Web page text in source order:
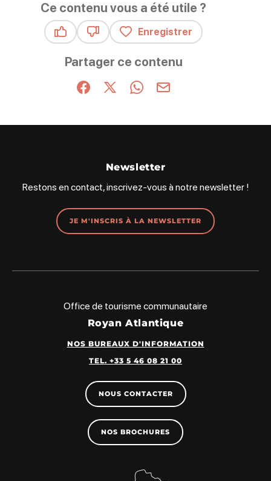
Ce contenu vous a été utile ?
Enregistrer
Partager ce contenu
Partager sur Facebook (nouvelle fenêtre)
Partager sur X / Twitter (nouvelle
Partager sur WhatsApp
Partager par mail
Newsletter
Restons en contact, inscrivez-vous à notre newsletter !
JE M'INSCRIS À LA NEWSLETTER
Office de tourisme communautaire
Royan Atlantique
NOS BUREAUX D'INFORMATION
TEL. +33 5 46 08 21 00
NOUS CONTACTER
NOS BROCHURES